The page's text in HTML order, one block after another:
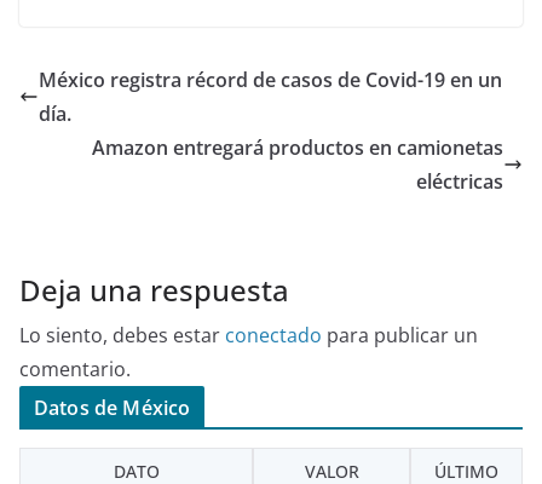
México registra récord de casos de Covid-19 en un
día.
Amazon entregará productos en camionetas
eléctricas
Deja una respuesta
Lo siento, debes estar conectado para publicar un
comentario.
Datos de México
DATO VALOR ÚLTIMO